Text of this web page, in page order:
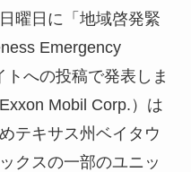
曜日に「地域啓発緊
Emergency
への投稿で発表しま
Mobil Corp.）は
テキサス州ベイタウ
クスの一部のユニッ